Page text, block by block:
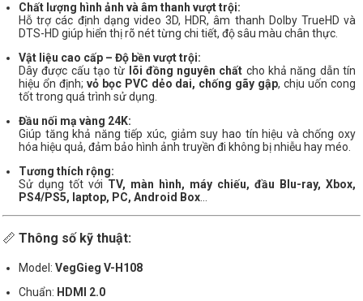
Chất lượng hình ảnh và âm thanh vượt trội:
Hỗ trợ các định dạng video 3D, HDR, âm thanh Dolby TrueHD và
DTS-HD giúp hiển thị rõ nét từng chi tiết, độ sâu màu chân thực.
Vật liệu cao cấp – Độ bền vượt trội:
Dây được cấu tạo từ
lõi đồng nguyên chất cho khả năng dẫn tín
hiệu ổn định; vỏ bọc PVC dẻo dai, chống gãy gập, chịu uốn cong
tốt trong quá trình sử dụng.
Đầu nối mạ vàng 24K:
Giúp tăng khả năng tiếp xúc, giảm suy hao tín hiệu và chống oxy
hóa hiệu quả, đảm bảo hình ảnh truyền đi không bị nhiễu hay méo.
Tương thích rộng:
Sử dụng tốt với TV, màn hình, máy chiếu, đầu Blu-ray, Xbox,
PS4/PS5, laptop, PC, Android Box…
📏 Thông số kỹ thuật:
Model: VegGieg V-H108
Chuẩn: HDMI 2.0